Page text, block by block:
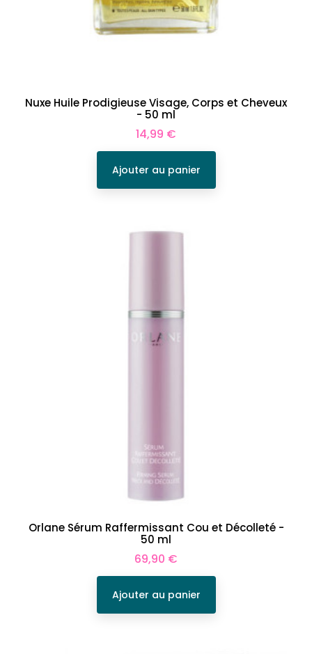
Nuxe Huile Prodigieuse Visage, Corps et Cheveux
- 50 ml
Prix
14,99 €
Ajouter au panier
Orlane Sérum Raffermissant Cou et Décolleté -
50 ml
Prix
69,90 €
Ajouter au panier